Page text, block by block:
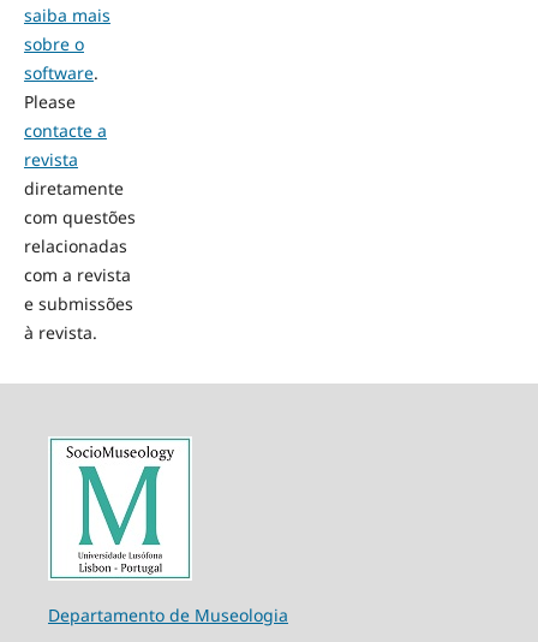
saiba mais
sobre o
software.
Please
contacte a
revista
diretamente
com questões
relacionadas
com a revista
e submissões
à revista.
Departamento de Museologia